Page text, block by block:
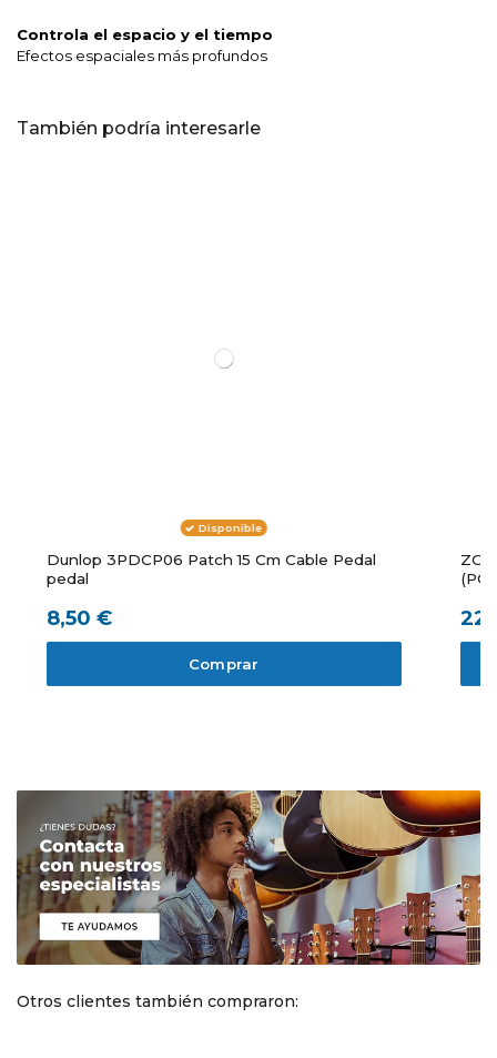
Controla el espacio y el tiempo
Efectos espaciales más profundos
También podría interesarle
Disponible
Dunlop 3PDCP06 Patch 15 Cm Cable Pedal
pedal
8,50 €
Comprar
Otros clientes también compraron: